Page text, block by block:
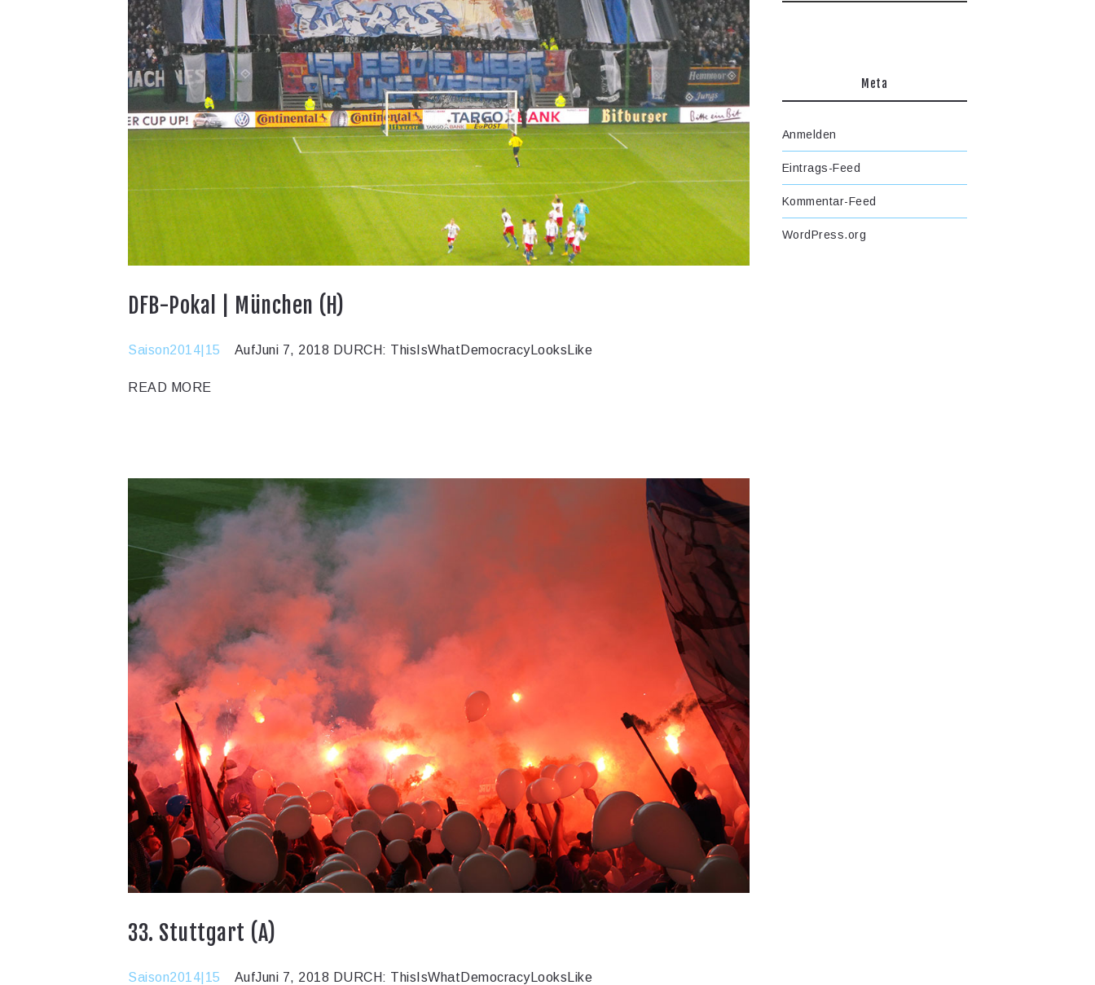
DFB-Pokal | München (H)
Saison2014|15 AufJuni 7, 2018 DURCH: ThisIsWhatDemocracyLooksLike
READ MORE
33. Stuttgart (A)
Saison2014|15 AufJuni 7, 2018 DURCH: ThisIsWhatDemocracyLooksLike
Meta
Anmelden
Eintrags-Feed
Kommentar-Feed
WordPress.org